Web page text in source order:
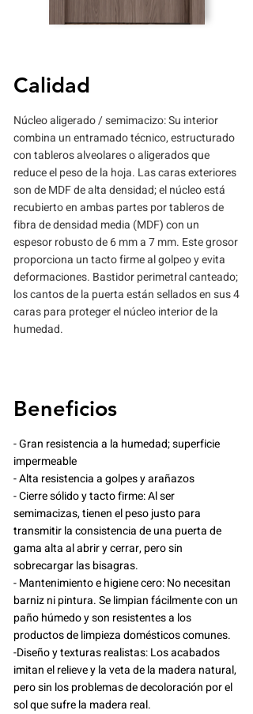
Calidad
Núcleo aligerado / semimacizo: Su interior
combina un entramado técnico, estructurado
con tableros alveolares o aligerados que
reduce el peso de la hoja. Las caras exteriores
son de MDF de alta densidad; el núcleo está
recubierto en ambas partes por tableros de
fibra de densidad media (MDF) con un
espesor robusto de 6 mm a 7 mm. Este grosor
proporciona un tacto firme al golpeo y evita
deformaciones. Bastidor perimetral canteado;
los cantos de la puerta están sellados en sus 4
caras para proteger el núcleo interior de la
humedad.
Beneficios
- Gran resistencia a la humedad; superficie
impermeable
- Alta resistencia a golpes y arañazos
- Cierre sólido y tacto firme: Al ser
semimacizas, tienen el peso justo para
transmitir la consistencia de una puerta de
gama alta al abrir y cerrar, pero sin
sobrecargar las bisagras.
- Mantenimiento e higiene cero: No necesitan
barniz ni pintura. Se limpian fácilmente con un
paño húmedo y son resistentes a los
productos de limpieza domésticos comunes.
-Diseño y texturas realistas: Los acabados
imitan el relieve y la veta de la madera natural,
pero sin los problemas de decoloración por el
sol que sufre la madera real.